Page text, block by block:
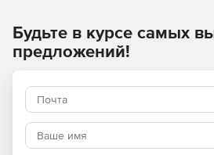
Преимущества
Наличие сертификатов
Dr.Web Desktop Security Suite имеет
соответствия ФСТЭК России и ФСБ.
Будьте в курсе самых
предложений!